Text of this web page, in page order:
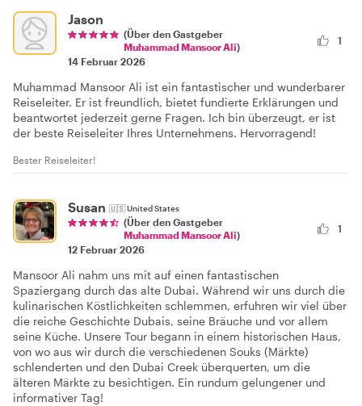
Jason
(Über den Gastgeber
Muhammad Mansoor Ali)
14 Februar 2026
1
Muhammad Mansoor Ali ist ein fantastischer und wunderbarer
Reiseleiter. Er ist freundlich, bietet fundierte Erklärungen und
beantwortet jederzeit gerne Fragen. Ich bin überzeugt, er ist
der beste Reiseleiter Ihres Unternehmens. Hervorragend!
Bester Reiseleiter!
Susan 🇺🇸United States
(Über den Gastgeber
Muhammad Mansoor Ali)
12 Februar 2026
1
Mansoor Ali nahm uns mit auf einen fantastischen
Spaziergang durch das alte Dubai. Während wir uns durch die
kulinarischen Köstlichkeiten schlemmen, erfuhren wir viel über
die reiche Geschichte Dubais, seine Bräuche und vor allem
seine Küche. Unsere Tour begann in einem historischen Haus,
von wo aus wir durch die verschiedenen Souks (Märkte)
schlenderten und den Dubai Creek überquerten, um die
älteren Märkte zu besichtigen. Ein rundum gelungener und
informativer Tag!